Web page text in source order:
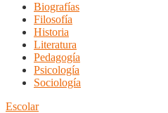
Biografías
Filosofía
Historia
Literatura
Pedagogía
Psicología
Sociología
Escolar